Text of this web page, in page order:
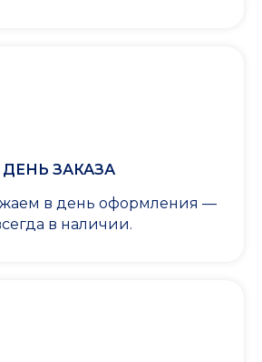
ДЕНЬ ЗАКАЗА
в день оформления —
в наличии.